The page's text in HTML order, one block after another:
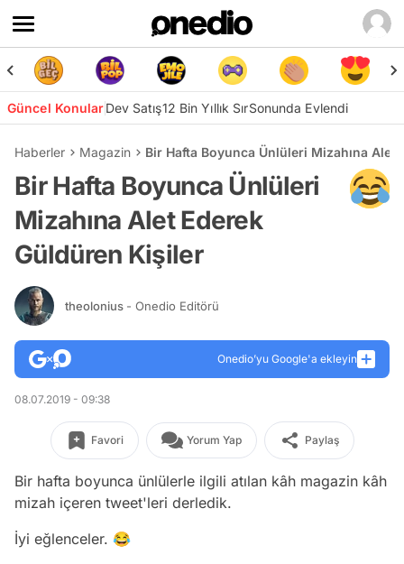
Güncel KonularDev Satış12 Bin Yıllık SırSonunda Evlendi
Haberler Magazin Bir Hafta Boyunca Ünlüleri Mizahına Alet
Bir Hafta Boyunca Ünlüleri
Mizahına Alet Ederek
Güldüren Kişiler
theolonius - Onedio Editörü
Onedio’yu Google'a ekleyin
08.07.2019 - 09:38
Favori Yorum Yap Paylaş
Bir hafta boyunca ünlülerle ilgili atılan kâh magazin kâh
mizah içeren tweet'leri derledik.
İyi eğlenceler. 😂